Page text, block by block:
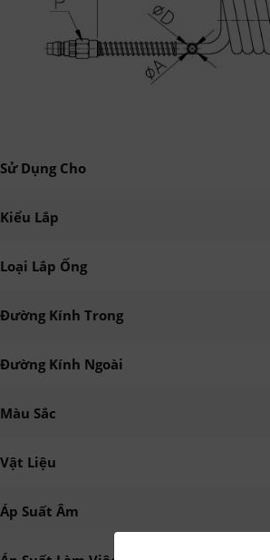
Sử Dụng Cho
Kiểu Lắp
Loại Lắp Ống
Đường Kính Trong
Đường Kính Ngoài
Màu Sắc
Vật Liệu
Áp Suất Âm